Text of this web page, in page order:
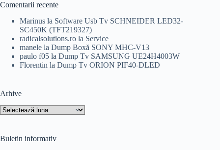
Comentarii recente
Marinus la Software Usb Tv SCHNEIDER LED32-
SC450K (TFT219327)
radicalsolutions.ro la Service
manele la Dump Boxă SONY MHC-V13
paulo f05 la Dump Tv SAMSUNG UE24H4003W
Florentin la Dump Tv ORION PIF40-DLED
Arhive
Arhive
Buletin informativ